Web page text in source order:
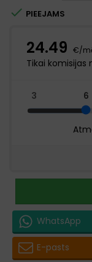
 PIEEJAMS
WhatsApp
E-pasts